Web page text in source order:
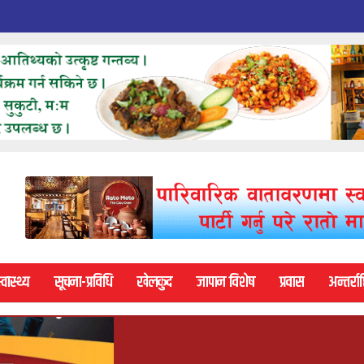
सूचना-प्रविधि खेलकुद जापान विशेष प्रवास